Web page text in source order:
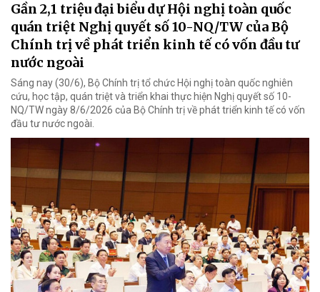
Gần 2,1 triệu đại biểu dự Hội nghị toàn quốc
quán triệt Nghị quyết số 10-NQ/TW của Bộ
Chính trị về phát triển kinh tế có vốn đầu tư
nước ngoài
Sáng nay (30/6), Bộ Chính trị tổ chức Hội nghị toàn quốc nghiên
cứu, học tập, quán triệt và triển khai thực hiện Nghị quyết số 10-
NQ/TW ngày 8/6/2026 của Bộ Chính trị về phát triển kinh tế có vốn
đầu tư nước ngoài.